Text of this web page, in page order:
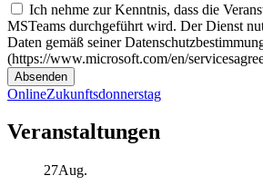
Ich nehme zur Kenntnis, dass die
MSTeams durchgeführt wird. Der Dienst
Daten gemäß seiner
(https://www.microsoft.com/en/
Absenden
OnlineZukunftsdonnerstag
Veranstaltungen
27Aug.